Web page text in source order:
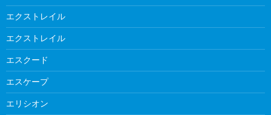
エクストレイル
エクストレイル
エスクード
エスケープ
エリシオン